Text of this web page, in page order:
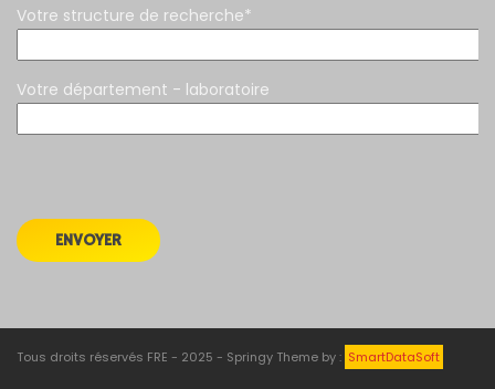
Votre structure de recherche*
Votre département - laboratoire
Tous droits réservés FRE - 2025 - Springy Theme by : SmartDataSoft